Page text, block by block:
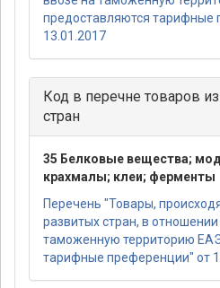
предоставляются тарифные
13.01.2017
Код в перечне товаров
стран
35 Белковые вещества;
крахмалы; клеи; ферменты
Перечень "Товары,
развитых стран, в
таможенную территорию
тарифные преференции" от